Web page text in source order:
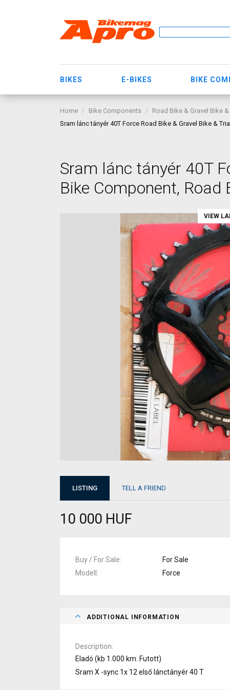
BIKES E-BIKES BIKE
Home Bike Components Road Bike & Gravel Bike
Sram lánc tányér 40T Force Road Bike & Gravel Bike &
Sram lánc tányér 40T
Bike Component, Road
VIEW
LISTING TELL A FRIEND
10 000 HUF
Buy / For Sale For Sale
Modell
Force
ADDITIONAL INFORMATION
Description
Eladó (kb 1.000 km. Futott)
Sram X -sync 1x 12 első lánctányér 40 T